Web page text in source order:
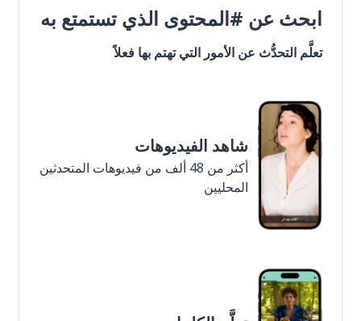
ابحث عن #المحتوى الذي تستمتع به
تعلَّم التحدُّث عن الأمور التي تهتم بها فعلاً
شاهد الفيديوهات
أكثر من 48 ألف من فيديوهات المتحدثين
المحليين